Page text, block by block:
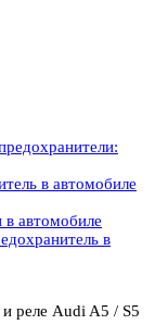
в автомобиле
в автомобиле
в
реле Audi A5 / S5